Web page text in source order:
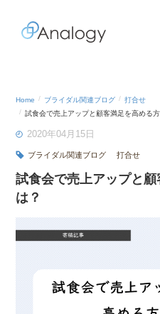
Home ブライダル関連ブログ
打合せ
試食会で売上アップと顧客満足を高める
2020年04月15日
ブライダル関連ブログ 打合せ
試食会で売上アップと
は？